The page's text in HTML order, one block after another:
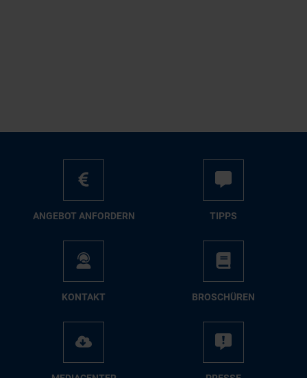
AN­GE­BOT AN­FOR­DERN TIPPS
KON­TAKT BRO­SCHÜ­REN